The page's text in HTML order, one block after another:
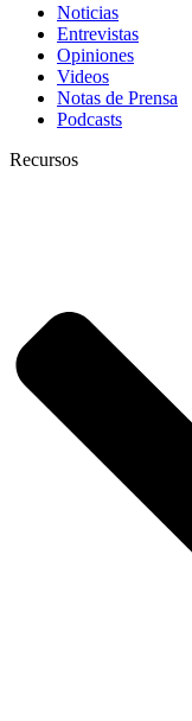
Noticias
Entrevistas
Opiniones
Videos
Notas de Prensa
Podcasts
Recursos